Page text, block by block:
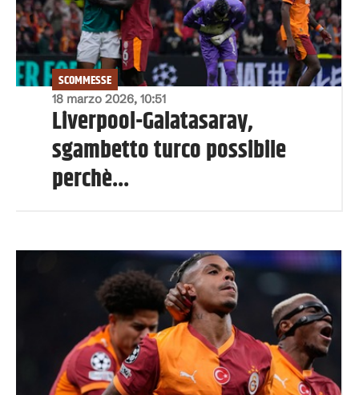
18 marzo 2026, 10:51
SCOMMESSE
Liverpool-Galatasaray,
sgambetto turco possibile
perchè...